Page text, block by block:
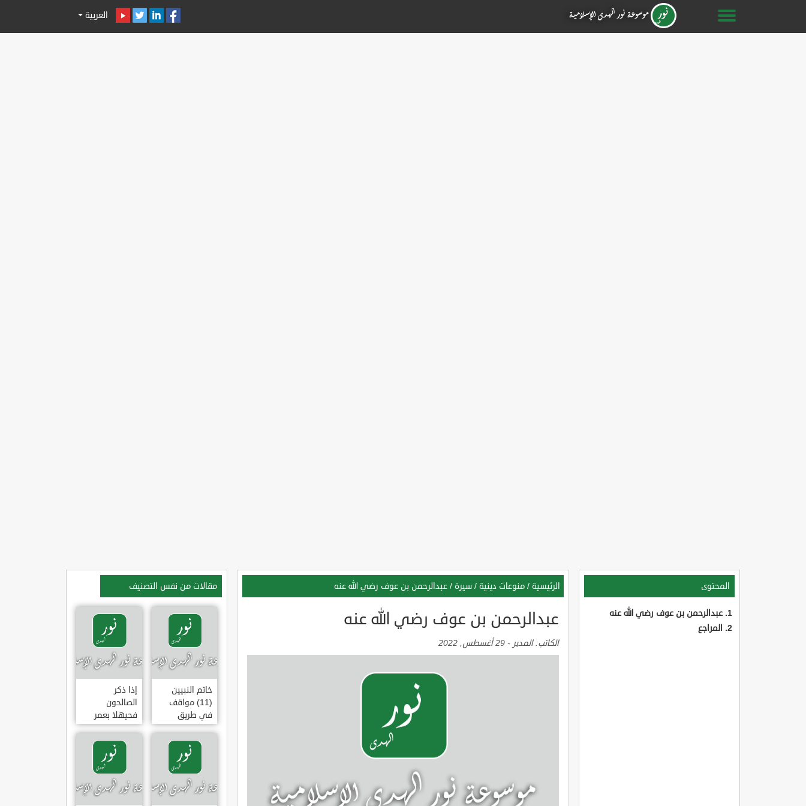
العربية
المحتوى
عبدالرحمن بن عوف رضي الله عنه
المراجع
الرئيسية / منوعات دينية / سيرة / عبدالرحمن بن عوف رضي الله عنه
عبدالرحمن بن عوف رضي الله عنه
الكاتب:المدير - 29 أغسطس, 2022
مقالات من نفس التصنيف
خاتم النبيين
(11) مواقف
في طريق
الهجرة
إذا ذكر
الصالحون
فحيهلا بعمر
(خطبة)